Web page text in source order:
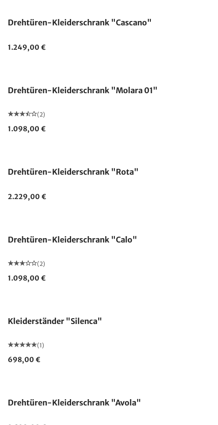
Drehtüren-Kleiderschrank "Cascano"
1.249,00 €
Drehtüren-Kleiderschrank "Molara 01"
(2)
1.098,00 €
Drehtüren-Kleiderschrank "Rota"
2.229,00 €
Drehtüren-Kleiderschrank "Calo"
(2)
1.098,00 €
Kleiderständer "Silenca"
(1)
698,00 €
Drehtüren-Kleiderschrank "Avola"